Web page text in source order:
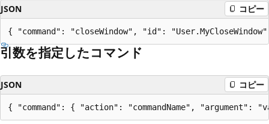
JSON コピー
引数を指定したコマンド
JSON コピー